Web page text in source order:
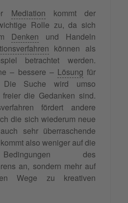
Mediation kommt der
Rolle zu, da sich
Denken und Handeln
können als
betrachtet werden.
– bessere – Lösung für
Suche wird umso
freier die Gedanken sind.
fördert andere
die sich wiederum neue
sehr überraschende
also weniger auf die
des
an, sondern mehr auf
Wege zu kreativen